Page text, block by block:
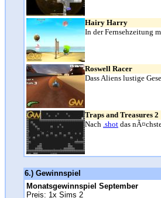
Hairy Harry
In der Fernsehzeitung
Roswell Racer
Dass Aliens lustige
Traps and Treasures 2
Nach .shot das
6.) Gewinnspiel
Monatsgewinnspiel September
Preis: 1x Sims 2